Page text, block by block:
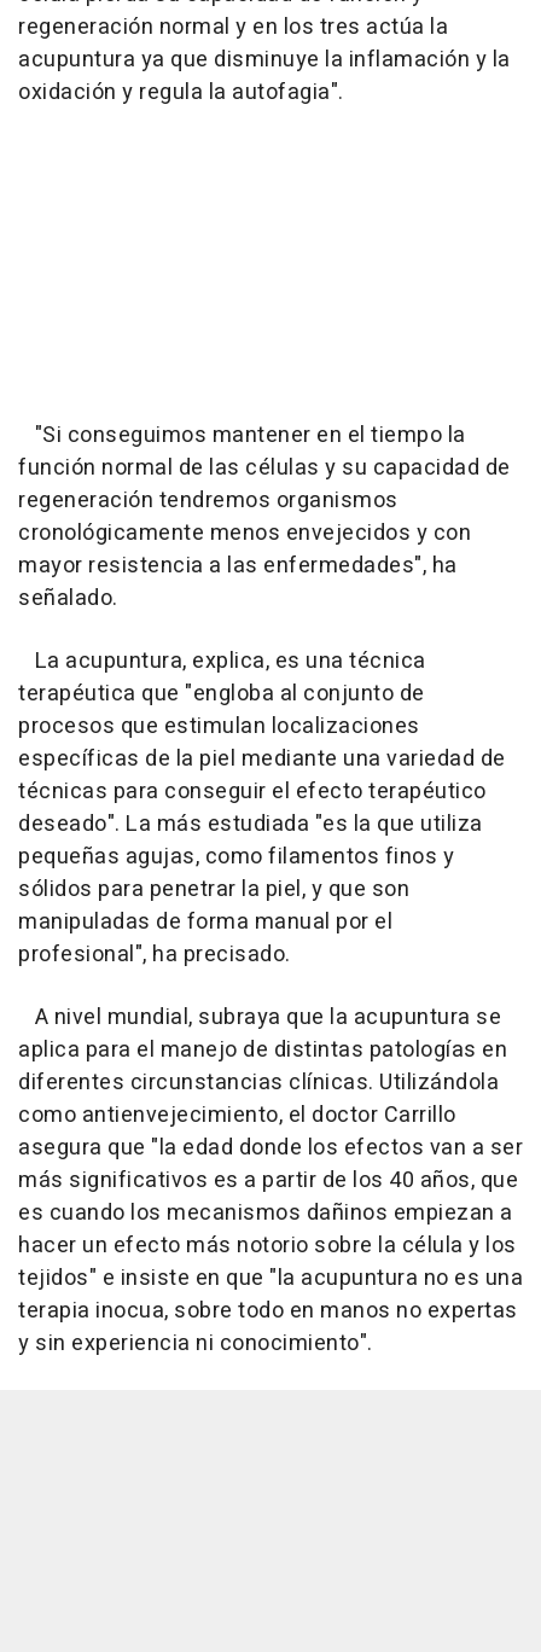
regeneración normal y en los tres actúa la
acupuntura ya que disminuye la inflamación y la
oxidación y regula la autofagia".
"Si conseguimos mantener en el tiempo la
función normal de las células y su capacidad de
regeneración tendremos organismos
cronológicamente menos envejecidos y con
mayor resistencia a las enfermedades", ha
señalado.
La acupuntura, explica, es una técnica
terapéutica que "engloba al conjunto de
procesos que estimulan localizaciones
específicas de la piel mediante una variedad de
técnicas para conseguir el efecto terapéutico
deseado". La más estudiada "es la que utiliza
pequeñas agujas, como filamentos finos y
sólidos para penetrar la piel, y que son
manipuladas de forma manual por el
profesional", ha precisado.
A nivel mundial, subraya que la acupuntura se
aplica para el manejo de distintas patologías en
diferentes circunstancias clínicas. Utilizándola
como antienvejecimiento, el doctor Carrillo
asegura que "la edad donde los efectos van a ser
más significativos es a partir de los 40 años, que
es cuando los mecanismos dañinos empiezan a
hacer un efecto más notorio sobre la célula y los
tejidos" e insiste en que "la acupuntura no es una
terapia inocua, sobre todo en manos no expertas
y sin experiencia ni conocimiento".